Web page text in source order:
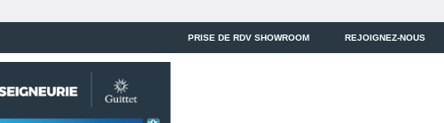
PRISE DE RDV SHOWROOM REJOIGNEZ-NOUS